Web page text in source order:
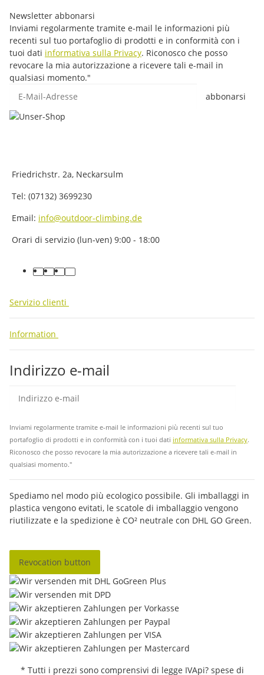
Newsletter abbonarsi
Inviami regolarmente tramite e-mail le informazioni più
recenti sul tuo portafoglio di prodotti e in conformità con i
tuoi dati informativa sulla Privacy. Riconosco che posso
revocare la mia autorizzazione a ricevere tali e-mail in
qualsiasi momento."
abbonarsi
Friedrichstr. 2a, Neckarsulm
Tel: (07132) 3699230
Email: info@outdoor-climbing.de
Orari di servizio (lun-ven) 9:00 - 18:00
facebook
youtube
instagram
tiktok
Servizio clienti
Information
Indirizzo e-mail
Inviami regolarmente tramite e-mail le informazioni più recenti sul tuo
portafoglio di prodotti e in conformità con i tuoi dati informativa sulla Privacy.
Riconosco che posso revocare la mia autorizzazione a ricevere tali e-mail in
qualsiasi momento."
Spediamo nel modo più ecologico possibile. Gli imballaggi in
plastica vengono evitati, le scatole di imballaggio vengono
riutilizzate e la spedizione è CO² neutrale con DHL GO Green.
Revocation button
* Tutti i prezzi sono comprensivi di legge IVApi? spese di